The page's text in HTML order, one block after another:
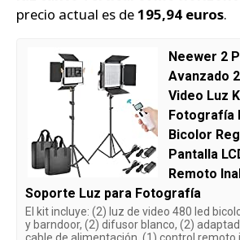
precio actual es de195,94 euros.
Neewer 2
Avanzado
Video Luz
Fotografía
Bicolor
Pantalla
Remoto
Soporte Luz para Fotografía
El kit incluye: (2) luz de video 480 led
y barndoor, (2) difusor blanco, (2)